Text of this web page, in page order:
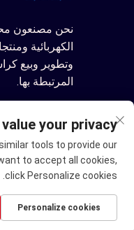
نحن مصنعون
الكهربائية
وتطوير وبيع
المرتبطة بها.
value your privacy
tools to provide our
to accept all cookies,
click Personalize cookies.
Personalize cookies